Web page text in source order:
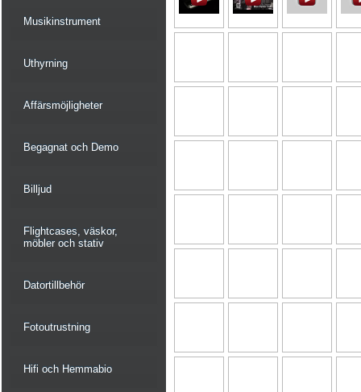
Musikinstrument
Uthyrning
Affärsmöjligheter
Begagnat och Demo
Billjud
Flightcases, väskor,
möbler och stativ
Datortillbehör
Fotoutrustning
Hifi och Hemmabio